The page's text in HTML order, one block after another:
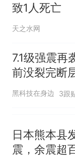
致1人死亡
天之水网
7.1级强震再
前没裂完断
半导体供应
黑科技在身边 3跟
日本熊本县
震，余震超